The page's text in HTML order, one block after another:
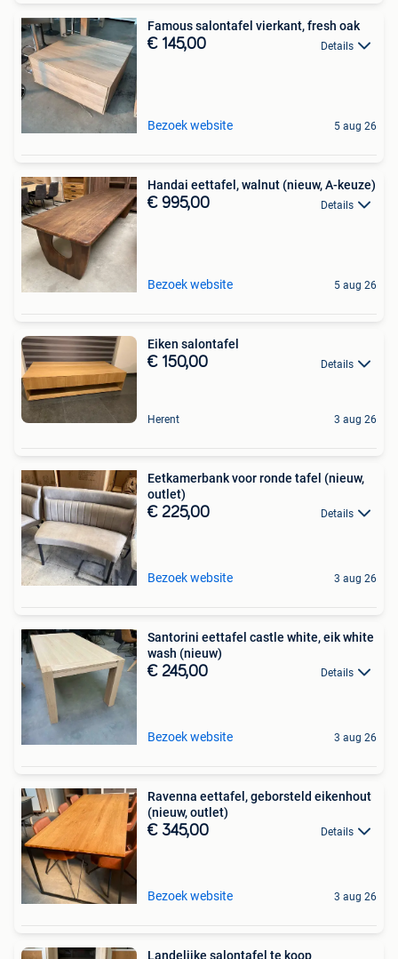
Famous salontafel vierkant, fresh oak
€ 145,00 Details
Bezoek website 5 aug 26
Handai eettafel, walnut (nieuw, A-keuze)
€ 995,00 Details
Bezoek website 5 aug 26
Eiken salontafel
€ 150,00 Details
Herent 3 aug 26
Eetkamerbank voor ronde tafel (nieuw,
outlet)
€ 225,00 Details
Bezoek website 3 aug 26
Santorini eettafel castle white, eik white
wash (nieuw)
€ 245,00 Details
Bezoek website 3 aug 26
Ravenna eettafel, geborsteld eikenhout
(nieuw, outlet)
€ 345,00 Details
Bezoek website 3 aug 26
Landelijke salontafel te koop